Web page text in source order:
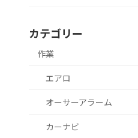
カテゴリー
作業
エアロ
オーサーアラーム
カーナビ